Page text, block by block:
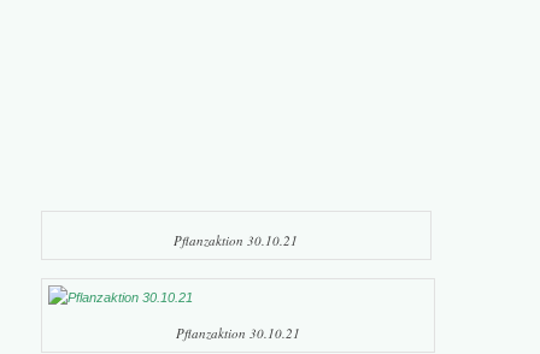
Pflanzaktion 30.10.21
Pflanzaktion 30.10.21